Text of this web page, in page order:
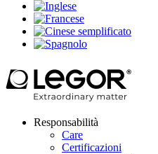
Responsabilità
Care
Certificazioni